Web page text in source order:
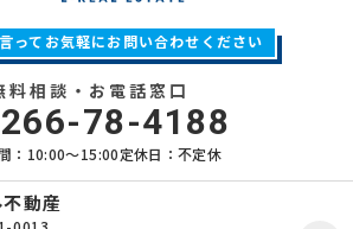
ってお気軽にお問い合わせください
料相談・お電話窓口
78-4188
：10:00〜15:00定休日：不定休
動産